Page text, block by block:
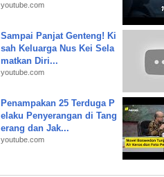
youtube.com
Sampai Panjat Genteng! Ki
sah Keluarga Nus Kei Sela
matkan Diri...
youtube.com
Penampakan 25 Terduga P
elaku Penyerangan di Tang
erang dan Jak...
youtube.com